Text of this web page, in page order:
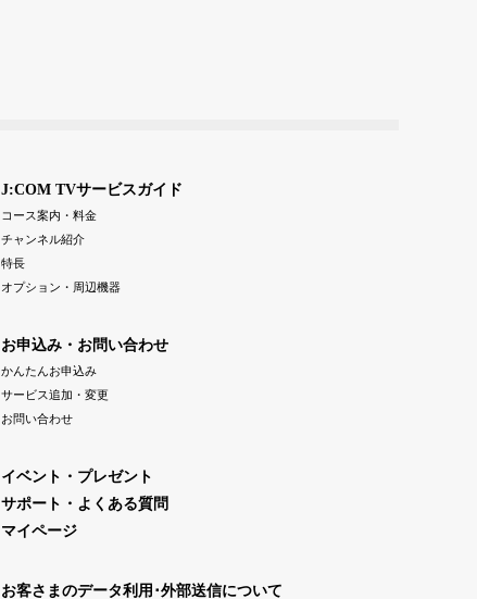
J:COM TVサービスガイド
コース案内・料金
チャンネル紹介
特長
オプション・周辺機器
お申込み・お問い合わせ
かんたんお申込み
サービス追加・変更
お問い合わせ
イベント・プレゼント
サポート・よくある質問
マイページ
お客さまのデータ利用･外部送信について